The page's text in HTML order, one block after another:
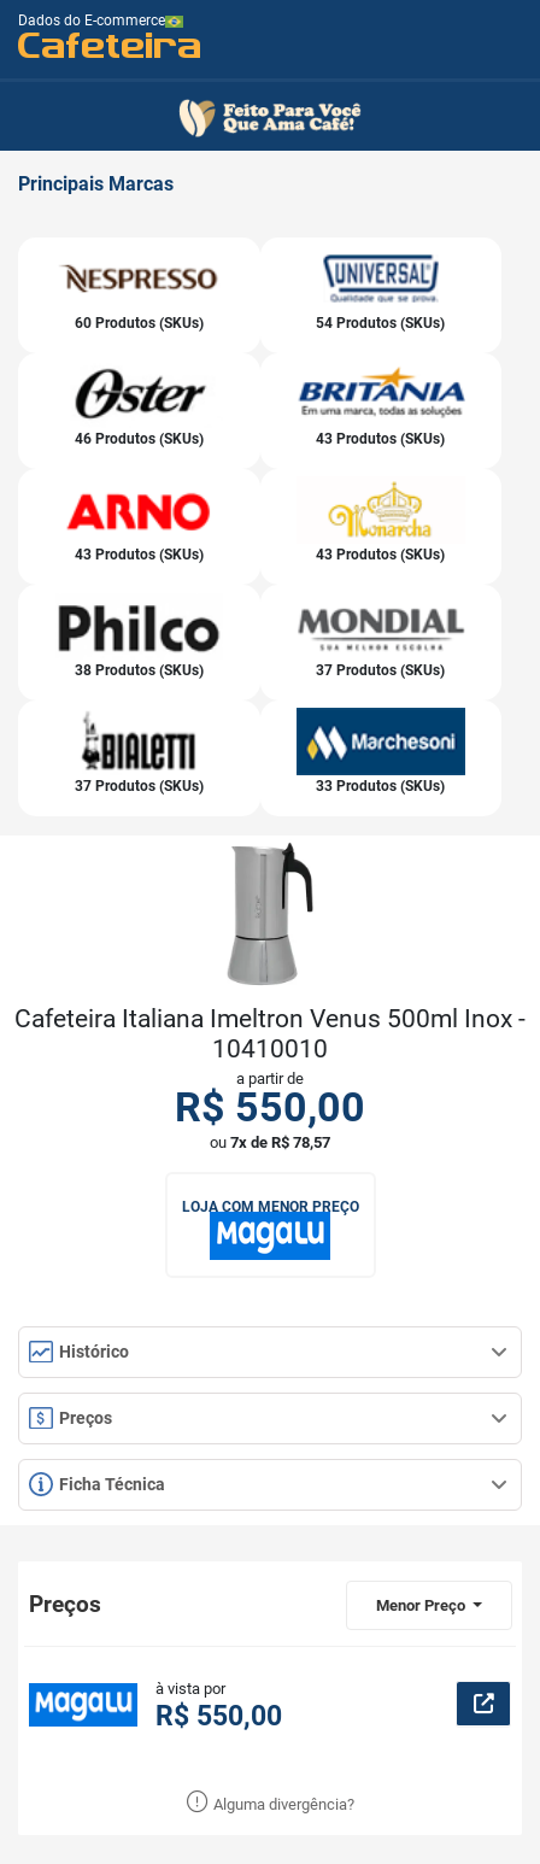
Dados do E-commerce
Cafeteira
Principais Marcas
60 Produtos (SKUs) 54 Produtos (SKUs)
46 Produtos (SKUs) 43 Produtos (SKUs)
43 Produtos (SKUs) 43 Produtos (SKUs)
38 Produtos (SKUs) 37 Produtos (SKUs)
37 Produtos (SKUs) 33 Produtos (SKUs)
Cafeteira Italiana Imeltron Venus 500ml Inox -
10410010
a partir de
R$ 550,00
ou 7x de R$ 78,57
LOJA COM MENOR PREÇO
Histórico
Preços
Ficha Técnica
Preços Menor Preço
à vista por
R$ 550,00
Alguma divergência?